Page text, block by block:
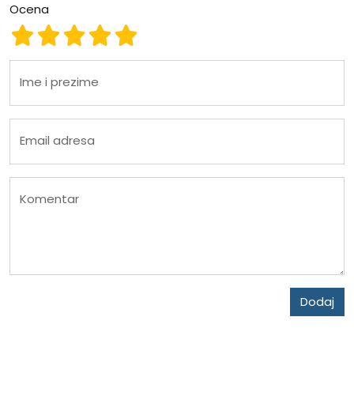
Ocena
Ocena 5
Ocena 4
Ocena 3
Ocena 2
Ocena 1
Ime i prezime
Email adresa
Komentar
Dodaj